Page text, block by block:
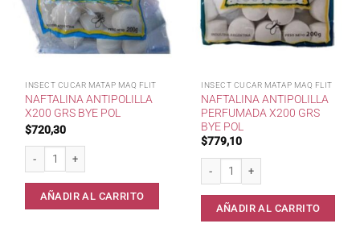
INSECT CUCAR MATAP MAQ FLIT
NAFTALINA ANTIPOLILLA
X200 GRS BYE POL
$720,30
Naftalina Antipolilla x200 grs BYE POL cantidad
AÑADIR AL CARRITO
INSECT CUCAR MATAP MAQ FLIT
NAFTALINA ANTIPOLILLA
PERFUMADA X200 GRS
BYE POL
$779,10
AÑADIR AL CARRITO